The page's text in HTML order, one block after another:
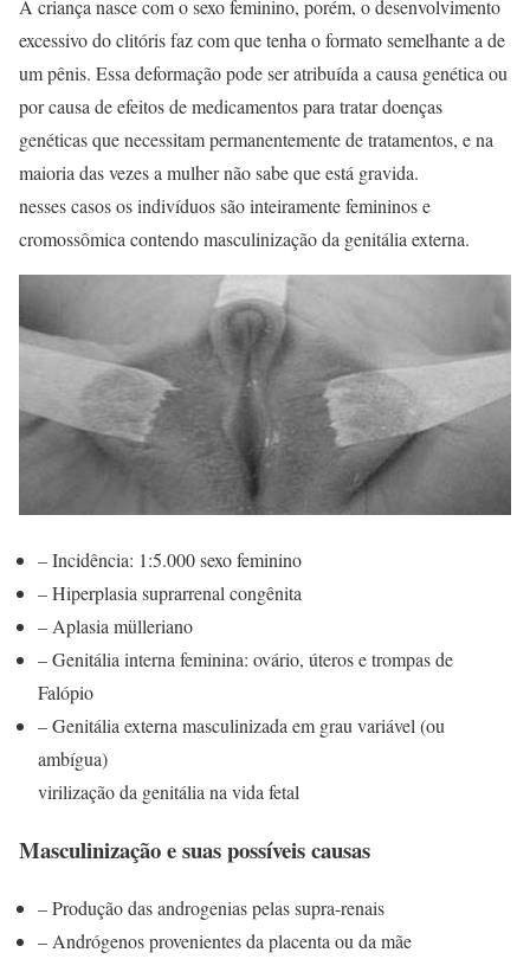
A criança nasce com o sexo feminino, porém, o desenvolvimento
excessivo do clitóris faz com que tenha o formato semelhante a de
um pênis. Essa deformação pode ser atribuída a causa genética ou
por causa de efeitos de medicamentos para tratar doenças
genéticas que necessitam permanentemente de tratamentos, e na
maioria das vezes a mulher não sabe que está gravida.
nesses casos os indivíduos são inteiramente femininos e
cromossômica contendo masculinização da genitália externa.
– Incidência: 1:5.000 sexo feminino
– Hiperplasia suprarrenal congênita
– Aplasia mülleriano
– Genitália interna feminina: ovário, úteros e trompas de
Falópio
– Genitália externa masculinizada em grau variável (ou
ambígua)
virilização da genitália na vida fetal
Masculinização e suas possíveis causas
– Produção das androgenias pelas supra-renais
– Andrógenos provenientes da placenta ou da mãe